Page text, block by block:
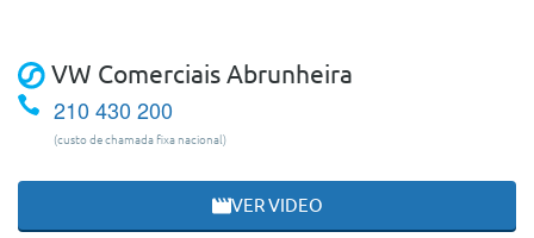
VW Comerciais Abrunheira
210 430 200
(custo de chamada fixa nacional)
VER VIDEO